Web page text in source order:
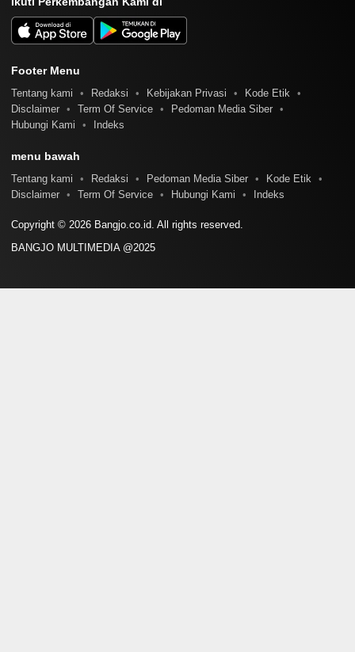
Footer Menu
Tentang kami Redaksi Kebijakan Privasi
Kode Etik
Disclaimer
Term Of Service
Pedoman Media Siber
Hubungi Kami
Indeks
menu bawah
Tentang kami Redaksi Pedoman Media Siber
Kode Etik
Disclaimer
Term Of Service Hubungi Kami Indeks
Copyright © 2026 Bangjo.co.id. All rights reserved.
BANGJO MULTIMEDIA @2025